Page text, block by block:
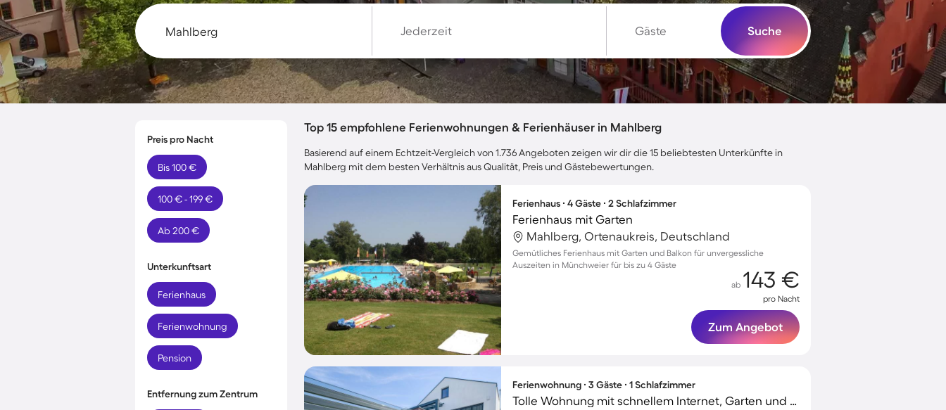
Jederzeit Gäste Suche
Preis pro Nacht
Bis 100 €
100 € - 199 €
Ab 200 €
Unterkunftsart
Ferienhaus
Ferienwohnung
Pension
Entfernung zum Zentrum
Top 15 empfohlene Ferienwohnungen & Ferienhäuser in Mahlberg
Basierend auf einem Echtzeit-Vergleich von 1.736 Angeboten zeigen wir dir die 15 beliebtesten Unterkünfte in
Mahlberg mit dem besten Verhältnis aus Qualität, Preis und Gästebewertungen.
Ferienhaus ∙ 4 Gäste ∙ 2 Schlafzimmer
Ferienhaus mit Garten
Mahlberg, Ortenaukreis, Deutschland
Gemütliches Ferienhaus mit Garten und Balkon für unvergessliche
Auszeiten in Münchweier für bis zu 4 Gäste
ab 143 €
pro Nacht
Zum Angebot
Ferienwohnung ∙ 3 Gäste ∙ 1 Schlafzimmer
Tolle Wohnung mit schnellem Internet, Garten und Terrasse | Gartenblick | Hunde erlaubt